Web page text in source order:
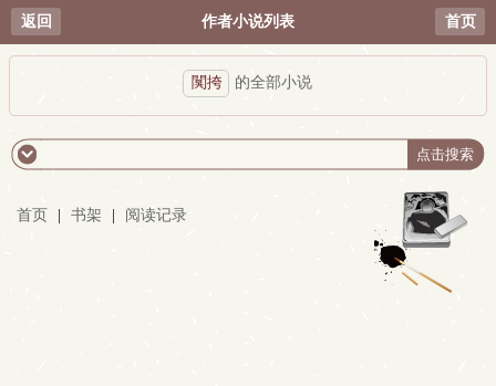
返回 作者小说列表 首页
闃挎 的全部小说
首页 书架 阅读记录